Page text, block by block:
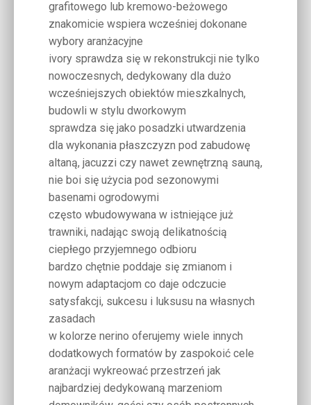
grafitowego lub kremowo-beżowego
znakomicie wspiera wcześniej dokonane
wybory aranżacyjne
ivory sprawdza się w rekonstrukcji nie tylko
nowoczesnych, dedykowany dla dużo
wcześniejszych obiektów mieszkalnych,
budowli w stylu dworkowym
sprawdza się jako posadzki utwardzenia
dla wykonania płaszczyzn pod zabudowę
altaną, jacuzzi czy nawet zewnętrzną sauną,
nie boi się użycia pod sezonowymi
basenami ogrodowymi
często wbudowywana w istniejące już
trawniki, nadając swoją delikatnością
ciepłego przyjemnego odbioru
bardzo chętnie poddaje się zmianom i
nowym adaptacjom co daje odczucie
satysfakcji, sukcesu i luksusu na własnych
zasadach
w kolorze nerino oferujemy wiele innych
dodatkowych formatów by zaspokoić cele
aranżacji wykreować przestrzeń jak
najbardziej dedykowaną marzeniom